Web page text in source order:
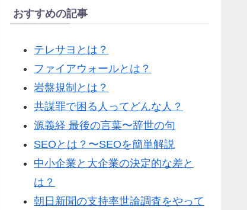
おすすめの記事
テレサヨとは？
ファイアウォールとは？
岩盤規制とは？
共謀罪で困る人ってどんな人？
源義経 最後の言葉〜辞世の句
SEOとは？〜SEOを簡単解説
中小企業と大企業の決定的な差と
は？
朝日新聞の支持率世論調査をやって